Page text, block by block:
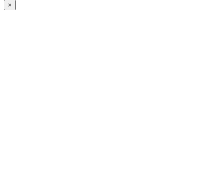
×